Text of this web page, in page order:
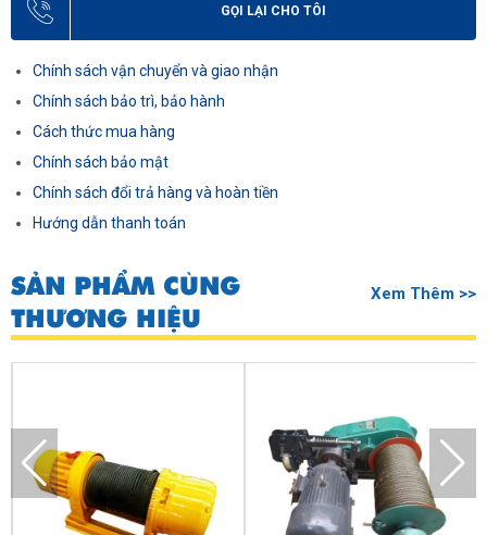
GỌI LẠI CHO TÔI
Chính sách vận chuyển và giao nhận
Chính sách bảo trì, bảo hành
Cách thức mua hàng
Chính sách bảo mật
Chính sách đổi trả hàng và hoàn tiền
Hướng dẫn thanh toán
SẢN PHẨM CÙNG
THƯƠNG HIỆU
Xem Thêm >>